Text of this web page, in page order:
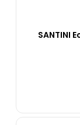
SANTINI